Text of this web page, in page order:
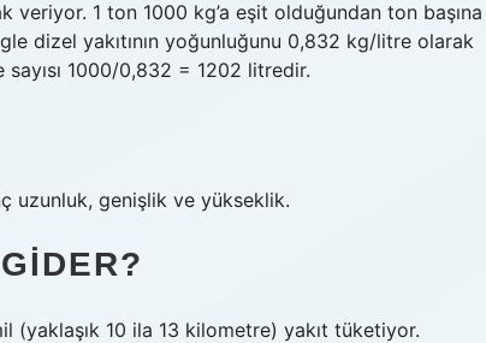
veriyor. 1 ton 1000 kg’a eşit olduğundan ton başına
dizel yakıtının yoğunluğunu 0,832 kg/litre olarak
1000/0,832 = 1202 litredir.
uzunluk, genişlik ve yükseklik.
(yaklaşık 10 ila 13 kilometre) yakıt tüketiyor.